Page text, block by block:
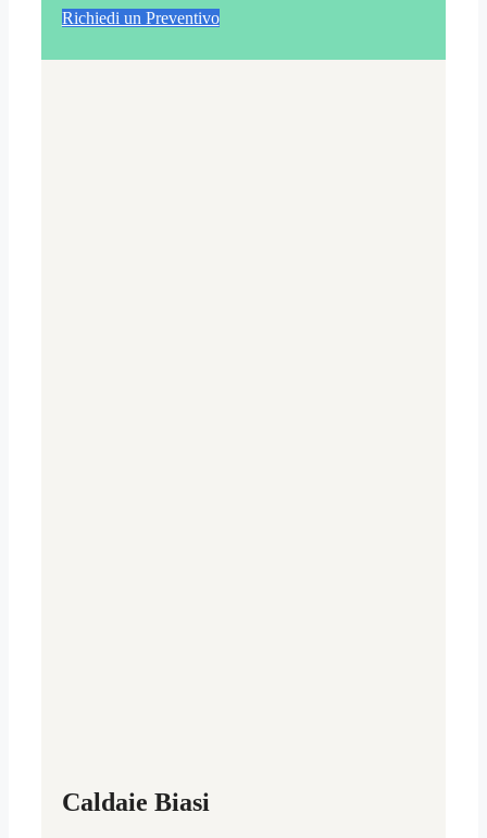
Richiedi un Preventivo
Caldaie Biasi